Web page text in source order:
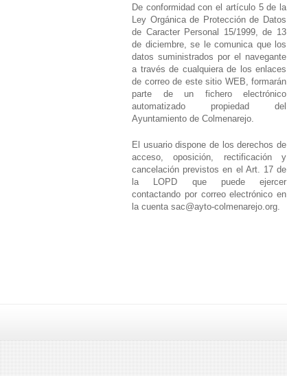
De conformidad con el artículo 5 de la
Ley Orgánica de Protección de Datos
de Caracter Personal 15/1999, de 13
de diciembre, se le comunica que los
datos suministrados por el navegante
a través de cualquiera de los enlaces
de correo de este sitio WEB, formarán
parte de un fichero electrónico
automatizado propiedad del
Ayuntamiento de Colmenarejo.
El usuario dispone de los derechos de
acceso, oposición, rectificación y
cancelación previstos en el Art. 17 de
la LOPD que puede ejercer
contactando por correo electrónico en
la cuenta sac@ayto-colmenarejo.org.